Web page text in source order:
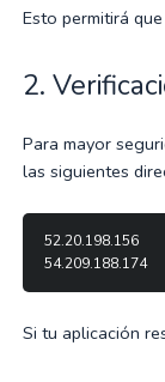
Esto permitirá
2.
Para mayor
las siguientes
52.20.198.156
54.209.188.174
Si tu aplicación